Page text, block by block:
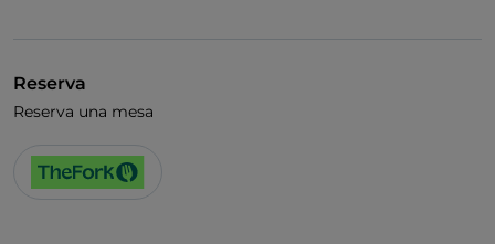
Reserva
Reserva una mesa